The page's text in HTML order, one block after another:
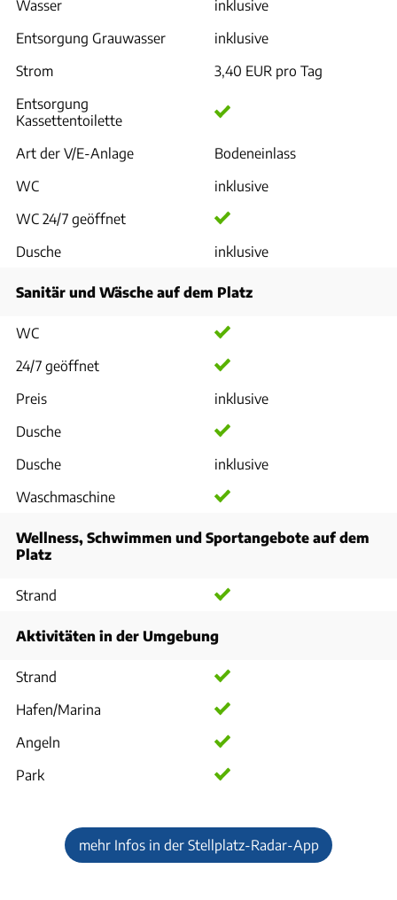
Wasser
inklusive
Entsorgung Grauwasser
inklusive
Strom
3,40 EUR pro Tag
Entsorgung
Kassettentoilette
Art der V/E-Anlage
Bodeneinlass
WC
inklusive
WC 24/7 geöffnet
Dusche
inklusive
Sanitär und Wäsche auf dem Platz
WC
24/7 geöffnet
Preis
inklusive
Dusche
Dusche
inklusive
Waschmaschine
Wellness, Schwimmen und Sportangebote auf dem
Platz
Strand
Aktivitäten in der Umgebung
Strand
Hafen/Marina
Angeln
Park
mehr Infos in der Stellplatz-Radar-App